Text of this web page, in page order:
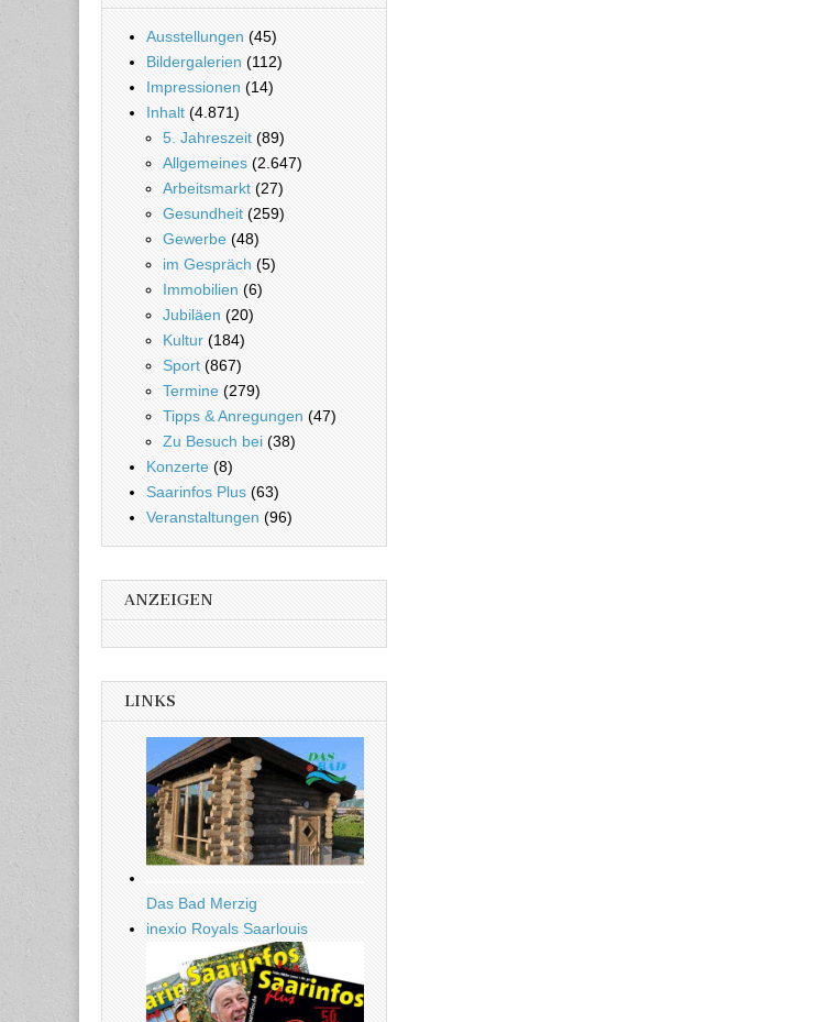
Ausstellungen (45)
Bildergalerien (112)
Impressionen (14)
Inhalt (4.871)
5. Jahreszeit (89)
Allgemeines (2.647)
Arbeitsmarkt (27)
Gesundheit (259)
Gewerbe (48)
im Gespräch (5)
Immobilien (6)
Jubiläen (20)
Kultur (184)
Sport (867)
Termine (279)
Tipps & Anregungen (47)
Zu Besuch bei (38)
Konzerte (8)
Saarinfos Plus (63)
Veranstaltungen (96)
ANZEIGEN
LINKS
Das Bad Merzig
inexio Royals Saarlouis